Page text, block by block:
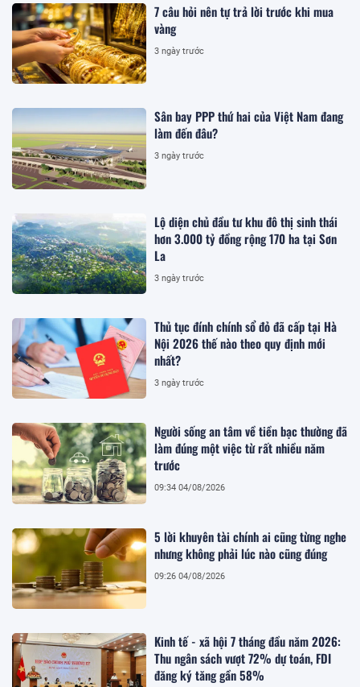
7 câu hỏi nên tự trả lời trước khi mua
vàng
3 ngày trước
Sân bay PPP thứ hai của Việt Nam đang
làm đến đâu?
3 ngày trước
Lộ diện chủ đầu tư khu đô thị sinh thái
hơn 3.000 tỷ đồng rộng 170 ha tại Sơn
La
3 ngày trước
Thủ tục đính chính sổ đỏ đã cấp tại Hà
Nội 2026 thế nào theo quy định mới
nhất?
3 ngày trước
Người sống an tâm về tiền bạc thường đã
làm đúng một việc từ rất nhiều năm
trước
09:34 04/08/2026
5 lời khuyên tài chính ai cũng từng nghe
nhưng không phải lúc nào cũng đúng
09:26 04/08/2026
Kinh tế - xã hội 7 tháng đầu năm 2026:
Thu ngân sách vượt 72% dự toán, FDI
đăng ký tăng gần 58%